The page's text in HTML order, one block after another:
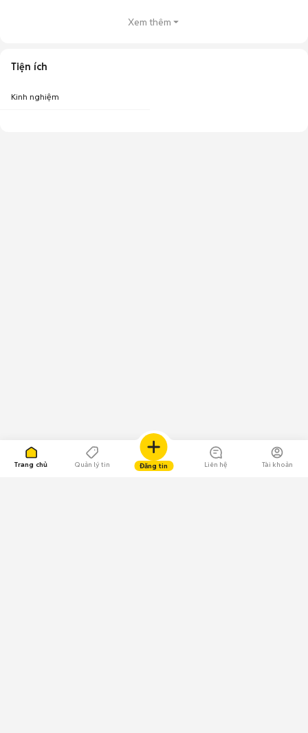
Trang chủ Quản lý tin Đăng tin Liên hệ Tài khoản
Xem thêm
Tiện ích
Kinh nghiệm